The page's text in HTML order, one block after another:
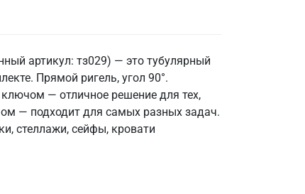
артикул: тз029) — это тубулярный
Прямой ригель, угол 90°.
— отличное решение для тех,
— подходит для самых разных задач.
стеллажи, сейфы, кровати